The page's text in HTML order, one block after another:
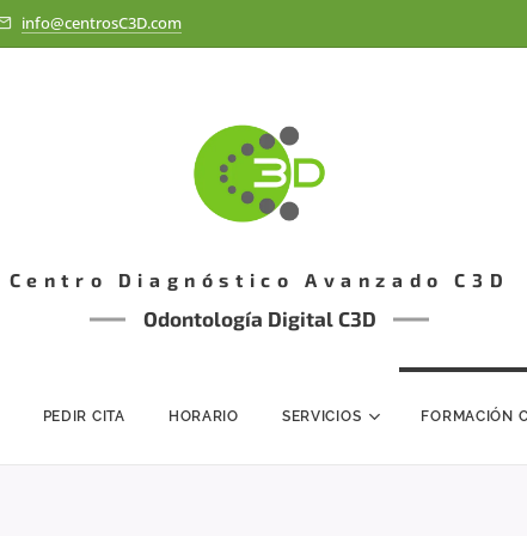
info@centrosC3D.com
Centro Diagnóstico Avanzado C3D
Odontología Digital C3D
PEDIR CITA HORARIO SERVICIOS FORMACIÓN